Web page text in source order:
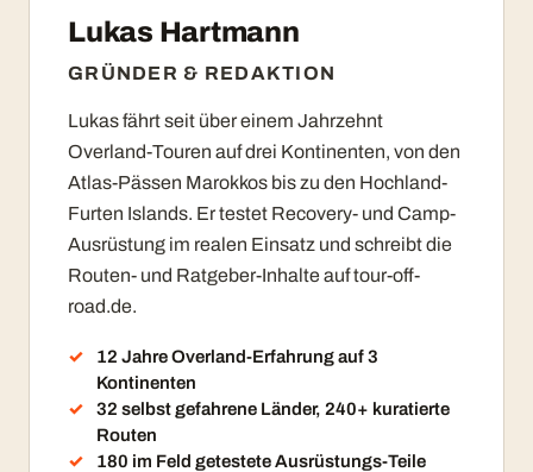
Lukas Hartmann
GRÜNDER & REDAKTION
Lukas fährt seit über einem Jahrzehnt
Overland-Touren auf drei Kontinenten, von den
Atlas-Pässen Marokkos bis zu den Hochland-
Furten Islands. Er testet Recovery- und Camp-
Ausrüstung im realen Einsatz und schreibt die
Routen- und Ratgeber-Inhalte auf tour-off-
road.de.
12 Jahre Overland-Erfahrung auf 3
Kontinenten
32 selbst gefahrene Länder, 240+ kuratierte
Routen
180 im Feld getestete Ausrüstungs-Teile